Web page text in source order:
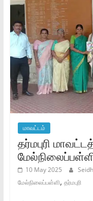
மாவட்டம்
தர்மபுரி
10 May 2025
மேல்நிலைப்பள்ளி, தர்மபுரி